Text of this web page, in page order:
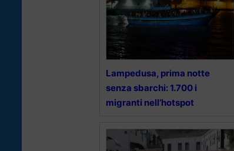
Lampedusa, prima notte
senza sbarchi: 1.700 i
migranti nell’hotspot